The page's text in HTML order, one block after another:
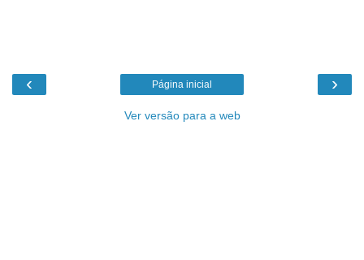
‹ ›
Página inicial
Ver versão para a web